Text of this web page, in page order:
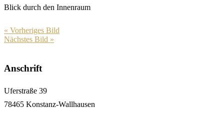
Blick durch den Innenraum
« Vorheriges Bild
Nächstes Bild »
Anschrift
Uferstraße 39
78465 Konstanz-Wallhausen